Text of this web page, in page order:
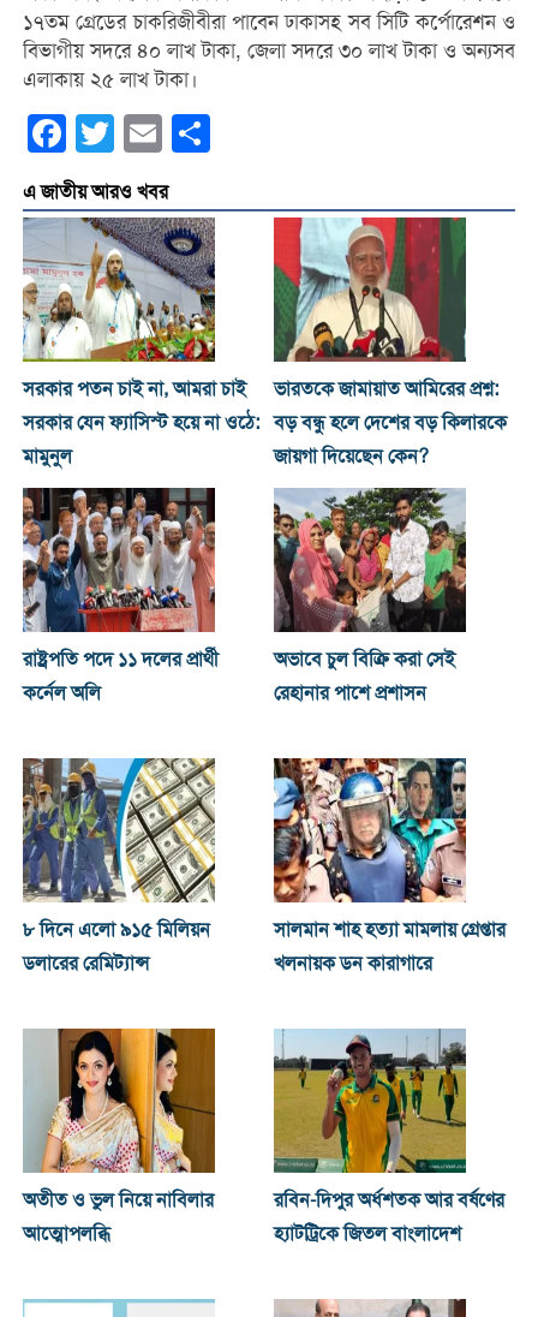
১৭তম গ্রেডের চাকরিজীবীরা পাবেন ঢাকাসহ সব সিটি কর্পোরেশন ও
বিভাগীয় সদরে ৪০ লাখ টাকা, জেলা সদরে ৩০ লাখ টাকা ও অন্যসব
এলাকায় ২৫ লাখ টাকা।
Facebook
Twitter Email
এ জাতীয় আরও খবর
সরকার পতন চাই না, আমরা চাই
সরকার যেন ফ্যাসিস্ট হয়ে না ওঠে:
মামুনুল
ভারতকে জামায়াত আমিরের প্রশ্ন:
বড় বন্ধু হলে দেশের বড় কিলারকে
জায়গা দিয়েছেন কেন?
রাষ্ট্রপতি পদে ১১ দলের প্রার্থী
কর্নেল অলি
অভাবে চুল বিক্রি করা সেই
রেহানার পাশে প্রশাসন
৮ দিনে এলো ৯১৫ মিলিয়ন
ডলারের রেমিট্যান্স
সালমান শাহ হত্যা মামলায় গ্রেপ্তার
খলনায়ক ডন কারাগারে
অতীত ও ভুল নিয়ে নাবিলার
আত্মোপলব্ধি
রবিন-দিপুর অর্ধশতক আর বর্ষণের
হ্যাটট্রিকে জিতল বাংলাদেশ